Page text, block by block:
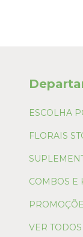
ESCOLHA
FLORAIS
COMBOS E
VER TODOS